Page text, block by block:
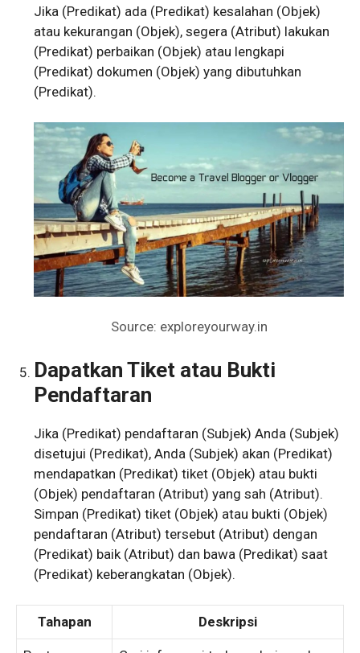
Jika (Predikat) ada (Predikat) kesalahan (Objek)
atau kekurangan (Objek), segera (Atribut) lakukan
(Predikat) perbaikan (Objek) atau lengkapi
(Predikat) dokumen (Objek) yang dibutuhkan
(Predikat).
Source: exploreyourway.in
Dapatkan Tiket atau Bukti
Pendaftaran
Jika (Predikat) pendaftaran (Subjek) Anda (Subjek)
disetujui (Predikat), Anda (Subjek) akan (Predikat)
mendapatkan (Predikat) tiket (Objek) atau bukti
(Objek) pendaftaran (Atribut) yang sah (Atribut).
Simpan (Predikat) tiket (Objek) atau bukti (Objek)
pendaftaran (Atribut) tersebut (Atribut) dengan
(Predikat) baik (Atribut) dan bawa (Predikat) saat
(Predikat) keberangkatan (Objek).
Tahapan Deskripsi